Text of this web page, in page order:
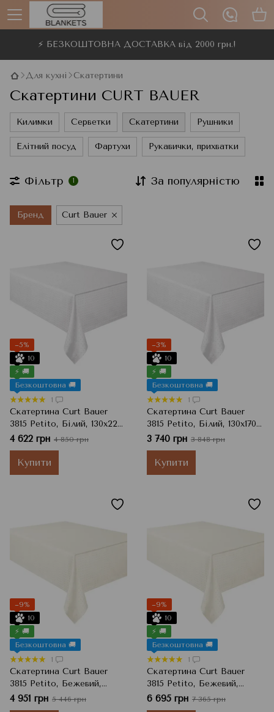
⚡ БЕЗКОШТОВНА ДОСТАВКА від 2000 грн.!
Для кухні Скатертини
Скатертини CURT BAUER
Килимки Серветки Скатертини Рушники
Елітний посуд Фартухи Рукавички, прихватки
Фільтр 1 За популярністю
Бренд Curt Bauer
−5%
10
⚡ 🚚
Безкоштовна 🚚
1
Скатертина Curt Bauer
3815 Petito, Білий, 130x225
см
4 622 грн 4 850 грн
Купити
−3%
10
⚡ 🚚
Безкоштовна 🚚
1
Скатертина Curt Bauer
3815 Petito, Білий, 130x170
см
3 740 грн 3 848 грн
Купити
−9%
10
⚡ 🚚
Безкоштовна 🚚
1
Скатертина Curt Bauer
3815 Petito, Бежевий,
130x250 см
4 951 грн 5 446 грн
−9%
10
⚡ 🚚
Безкоштовна 🚚
1
Скатертина Curt Bauer
3815 Petito, Бежевий,
160x300 см
6 695 грн 7 365 грн